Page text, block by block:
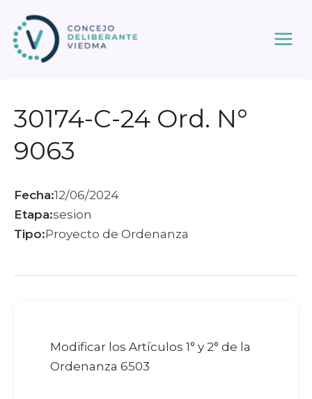
contenido
30174-C-24 Ord. N°
9063
Fecha:12/06/2024
Etapa:sesion
Tipo:Proyecto de Ordenanza
Modificar los Artículos 1° y 2° de la
Ordenanza 6503